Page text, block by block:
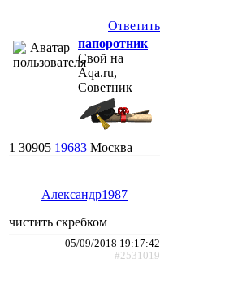
Ответить
папоротник
Свой на
Aqa.ru,
Советник
1 30905 19683 Москва
Александр1987
чистить скребком
05/09/2018 19:17:42
#2531019